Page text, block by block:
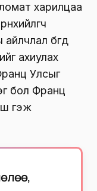
харилцаа
бөгөөд
ахиулах
Улсыг
бол Франц
гэж